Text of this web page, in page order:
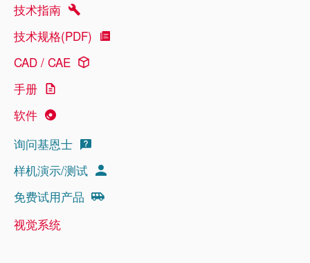
技术指南
技术规格(PDF)
CAD / CAE
手册
软件
询问基恩士
样机演示/测试
免费试用产品
视觉系统